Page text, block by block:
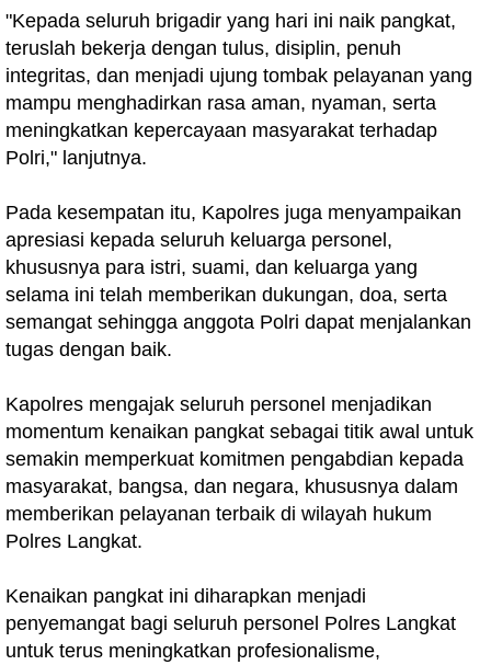
"Kepada seluruh brigadir yang hari ini naik pangkat,
teruslah bekerja dengan tulus, disiplin, penuh
integritas, dan menjadi ujung tombak pelayanan yang
mampu menghadirkan rasa aman, nyaman, serta
meningkatkan kepercayaan masyarakat terhadap
Polri," lanjutnya.
Pada kesempatan itu, Kapolres juga menyampaikan
apresiasi kepada seluruh keluarga personel,
khususnya para istri, suami, dan keluarga yang
selama ini telah memberikan dukungan, doa, serta
semangat sehingga anggota Polri dapat menjalankan
tugas dengan baik.
Kapolres mengajak seluruh personel menjadikan
momentum kenaikan pangkat sebagai titik awal untuk
semakin memperkuat komitmen pengabdian kepada
masyarakat, bangsa, dan negara, khususnya dalam
memberikan pelayanan terbaik di wilayah hukum
Polres Langkat.
Kenaikan pangkat ini diharapkan menjadi
penyemangat bagi seluruh personel Polres Langkat
untuk terus meningkatkan profesionalisme,